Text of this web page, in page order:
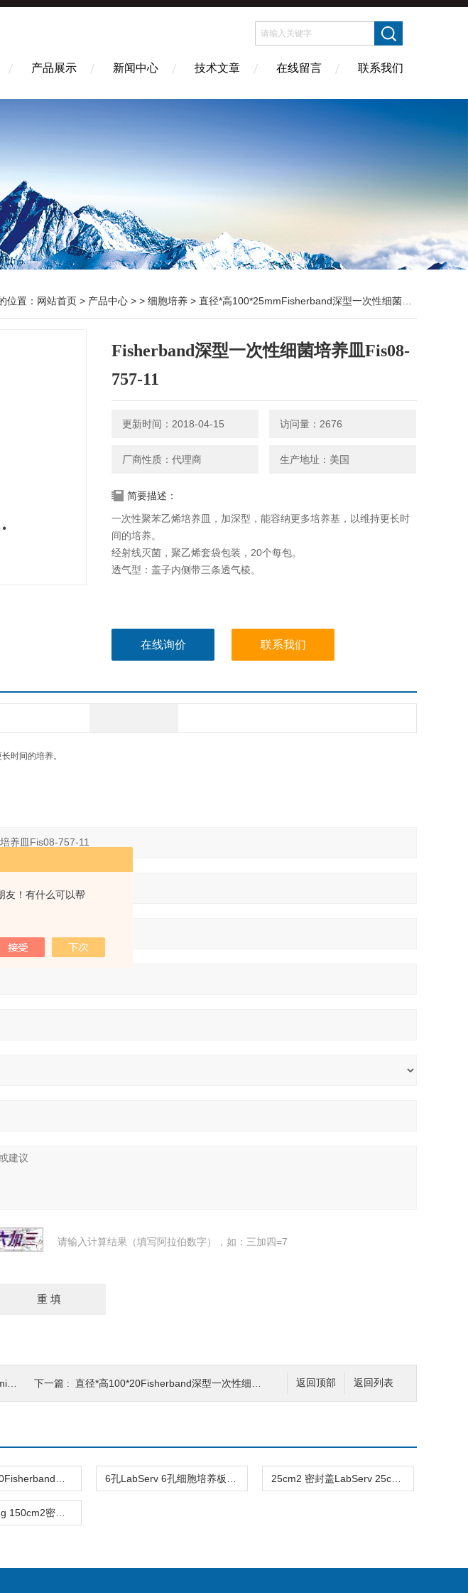
友！有什么可以帮
产品展示 新闻中心 技术文章 在线留言 联系我们
位置： 网站首页 > 产品中心 > > 细胞培养 > 直径*高100*25mmFisherband深型一次性细菌培养皿Fis08-757-11
Fisherband深型一次性细菌培养皿Fis08-
757-11
更新时间：2018-04-15 访问量：2676
厂商性质：代理商 生产地址：美国
简要描述：
一次性聚苯乙烯培养皿，加深型，能容纳更多培养基，以维持更长时
间的培养。
经射线灭菌，聚乙烯套袋包装，20个每包。
透气型：盖子内侧带三条透气棱。
在线询价 联系我们
时间的培养。
请输入计算结果（填写阿拉伯数字），如：三加四=7
返回列表
返回顶部
下一篇 : 直径*高100*20Fisherband深型一次性细菌培养皿Fis08-757-11Z